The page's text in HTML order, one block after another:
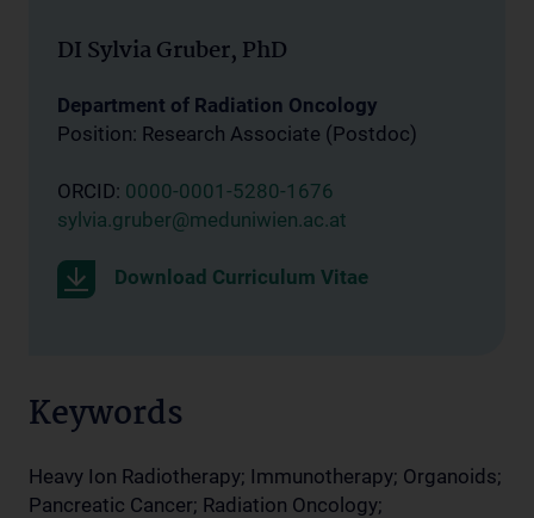
DI Sylvia Gruber, PhD
Department of Radiation Oncology
Position: Research Associate (Postdoc)
ORCID: 0000-0001-5280-1676
sylvia.gruber@meduniwien.ac.at
Download Curriculum Vitae
Keywords
Heavy Ion Radiotherapy; Immunotherapy; Organoids;
Pancreatic Cancer; Radiation Oncology;